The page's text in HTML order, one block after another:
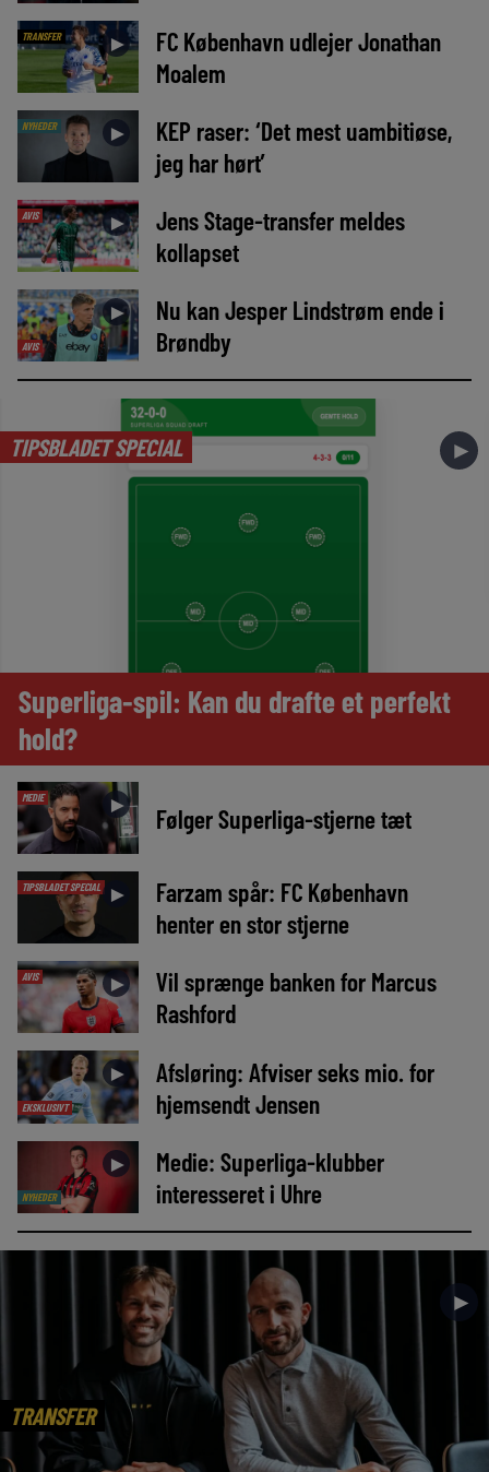
TRANSFER ►
FC København udlejer Jonathan
Moalem
NYHEDER ►
KEP raser: ‘Det mest uambitiøse,
jeg har hørt’
AVIS ►
Jens Stage-transfer meldes
kollapset
AVIS
►
Nu kan Jesper Lindstrøm ende i
Brøndby
TIPSBLADET SPECIAL ►
Superliga-spil: Kan du drafte et perfekt
hold?
MEDIE ► Følger Superliga-stjerne tæt
TIPSBLADET SPECIAL ►
Farzam spår: FC København
henter en stor stjerne
AVIS ►
Vil sprænge banken for Marcus
Rashford
EKSKLUSIVT
►
Afsløring: Afviser seks mio. for
hjemsendt Jensen
NYHEDER
►
Medie: Superliga-klubber
interesseret i Uhre
TRANSFER
►